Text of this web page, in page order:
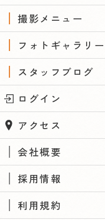
撮影メニュー
フォトギャラリー
スタッフブログ
ログイン
アクセス
会社概要
採用情報
利用規約